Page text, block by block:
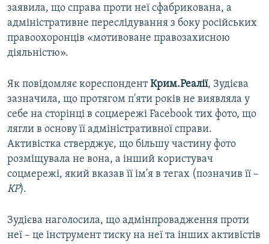
заявила, що справа проти неї сфабрикована, а
адміністративне переслідування з боку російських
правоохоронців «мотивоване правозахисною
діяльністю».
Як повідомляє кореспондентКрим.Реалії, Зудієва
зазначила, що протягом п'яти років не виявляла у
себе на сторінці в соцмережі Facebook тих фото, що
лягли в основу її адміністративної справи.
Активістка стверджує, що більшу частину фото
розміщувала не вона, а інший користувач
соцмережі, який вказав її ім'я в тегах (позначив її –
КР).
Зудієва наголосила, що адмінпровадження проти
неї – це інструмент тиску на неї та інших активістів